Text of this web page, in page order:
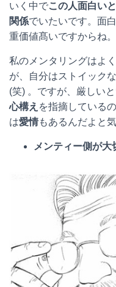
いく中でこの人面白い
関係でいたいです。面
重価値髙いですからね。
私のメンタリングはよく
が、自分はストイック
(笑) 。ですが、厳しい
心構え を指摘している
は愛情もあるんだよと
メンティー側が大